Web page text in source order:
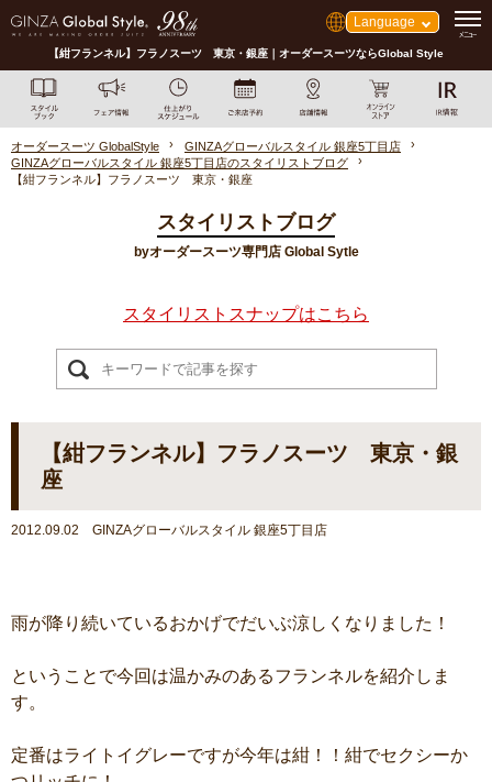
Language
【紺フランネル】フラノスーツ 東京・銀座｜オーダースーツならGlobal Style
オーダースーツ GlobalStyle
GINZAグローバルスタイル 銀座5丁目店
GINZAグローバルスタイル 銀座5丁目店のスタイリストブログ
【紺フランネル】フラノスーツ 東京・銀座
スタイリストブログ
byオーダースーツ専門店 Global Sytle
スタイリストスナップはこちら
【紺フランネル】フラノスーツ 東京・銀
座
2012.09.02 GINZAグローバルスタイル 銀座5丁目店
雨が降り続いているおかげでだいぶ涼しくなりました！
ということで今回は温かみのあるフランネルを紹介しま
す。
定番はライトイグレーですが今年は紺！！紺でセクシーか